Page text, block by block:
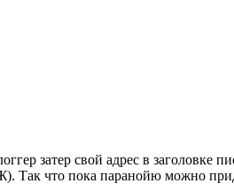
затер свой адрес в заголовке
Так что пока паранойю можно